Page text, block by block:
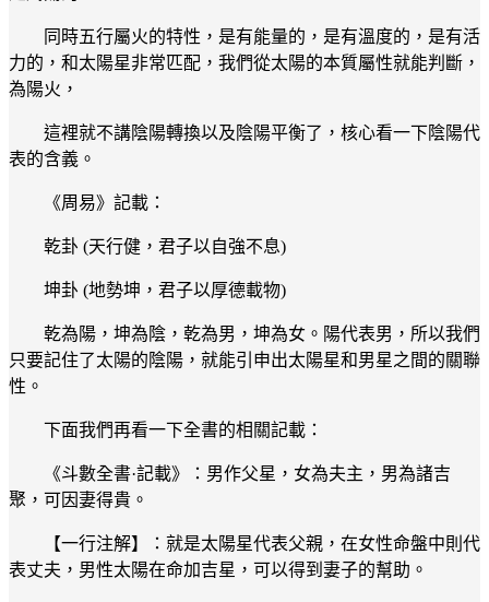
同時五行屬火的特性，是有能量的，是有溫度的，是有活
力的，和太陽星非常匹配，我們從太陽的本質屬性就能判斷，
為陽火，
這裡就不講陰陽轉換以及陰陽平衡了，核心看一下陰陽代
表的含義。
《周易》記載：
乾卦 (天行健，君子以自強不息)
坤卦 (地勢坤，君子以厚德載物)
乾為陽，坤為陰，乾為男，坤為女。陽代表男，所以我們
只要記住了太陽的陰陽，就能引申出太陽星和男星之間的關聯
性。
下面我們再看一下全書的相關記載：
《斗數全書·記載》：男作父星，女為夫主，男為諸吉
聚，可因妻得貴。
【一行注解】：就是太陽星代表父親，在女性命盤中則代
表丈夫，男性太陽在命加吉星，可以得到妻子的幫助。